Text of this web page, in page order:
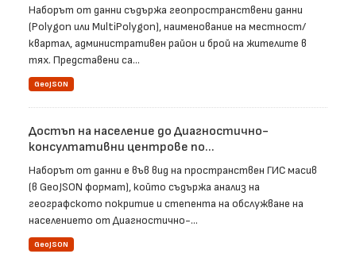
Наборът от данни съдържа геопространствени данни
(Polygon или MultiPolygon), наименование на местност/
квартал, административен район и брой на жителите в
тях. Представени са...
GeoJSON
Достъп на население до Диагностично-
консултативни центрове по...
Наборът от данни е във вид на пространствен ГИС масив
(в GeoJSON формат), който съдържа анализ на
географското покритие и степента на обслужване на
населението от Диагностично-...
GeoJSON